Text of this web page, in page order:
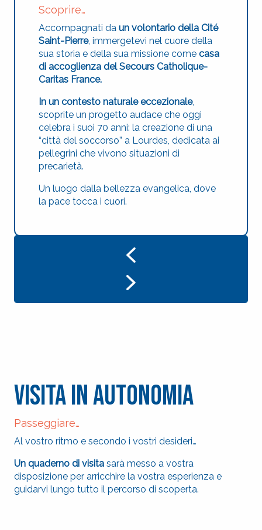
Scoprire…
Accompagnati da un volontario della Cité
Saint-Pierre, immergetevi nel cuore della
sua storia e della sua missione come casa
di accoglienza del Secours Catholique-
Caritas France.
In un contesto naturale eccezionale,
scoprite un progetto audace che oggi
celebra i suoi 70 anni: la creazione di una
“città del soccorso” a Lourdes, dedicata ai
pellegrini che vivono situazioni di
precarietà.
Un luogo dalla bellezza evangelica, dove
la pace tocca i cuori.
Visita in autonomia
Passeggiare…
Al vostro ritmo e secondo i vostri desideri…
Un quaderno di visita sarà messo a vostra
disposizione per arricchire la vostra esperienza e
guidarvi lungo tutto il percorso di scoperta.